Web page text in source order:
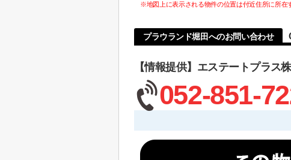
※地図上に表示される物件の位置は付近住所に所在
プラウランド堀田へのお問い合わせ
【情報提供】エステートプラス
052-851-